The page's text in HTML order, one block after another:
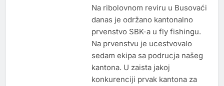
Na ribolovnom reviru u Busovaći
danas je održano kantonalno
prvenstvo SBK-a u fly fishingu.
Na prvenstvu je ucestvovalo
sedam ekipa sa podrucja našeg
kantona. U zaista jakoj
konkurenciji prvak kantona za